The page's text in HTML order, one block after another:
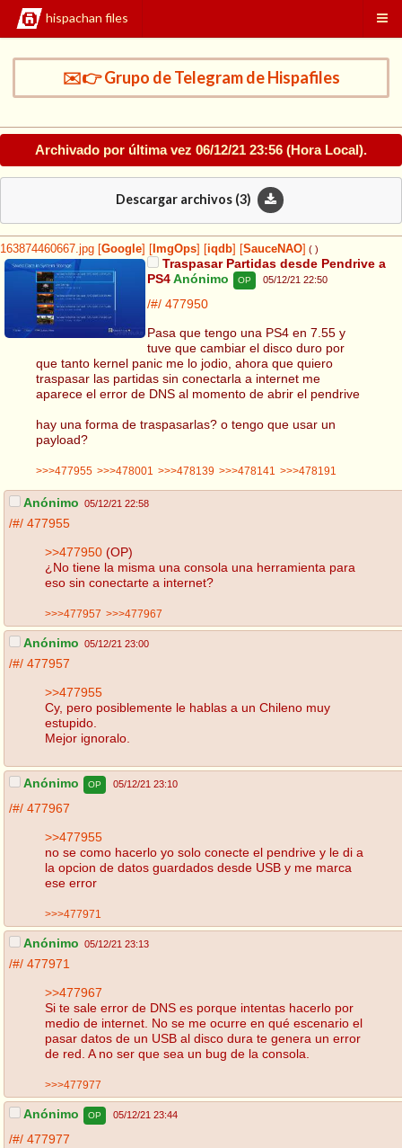
hispachan files
✉️👉 Grupo de Telegram de Hispafiles
Archivado por última vez 06/12/21 23:56 (Hora Local).
Descargar archivos (3)
163874460667.jpg Google ImgOps iqdb SauceNAO ( )
Traspasar Partidas desde Pendrive a
PS4Anónimo OP 05/12/21 22:50
/#/ 477950
Pasa que tengo una PS4 en 7.55 y
tuve que cambiar el disco duro por
que tanto kernel panic me lo jodio, ahora que quiero
traspasar las partidas sin conectarla a internet me
aparece el error de DNS al momento de abrir el pendrive
hay una forma de traspasarlas? o tengo que usar un
payload?
>>>477955 >>>478001 >>>478139 >>>478141 >>>478191
Anónimo 05/12/21 22:58
/#/ 477955
>>477950 (OP)
¿No tiene la misma una consola una herramienta para
eso sin conectarte a internet?
>>>477957 >>>477967
Anónimo 05/12/21 23:00
/#/ 477957
>>477955
Cy, pero posiblemente le hablas a un Chileno muy
estupido.
Mejor ignoralo.
Anónimo OP 05/12/21 23:10
/#/ 477967
>>477955
no se como hacerlo yo solo conecte el pendrive y le di a
la opcion de datos guardados desde USB y me marca
ese error
>>>477971
Anónimo 05/12/21 23:13
/#/ 477971
>>477967
Si te sale error de DNS es porque intentas hacerlo por
medio de internet. No se me ocurre en qué escenario el
pasar datos de un USB al disco dura te genera un error
de red. A no ser que sea un bug de la consola.
>>>477977
Anónimo OP 05/12/21 23:44
/#/ 477977